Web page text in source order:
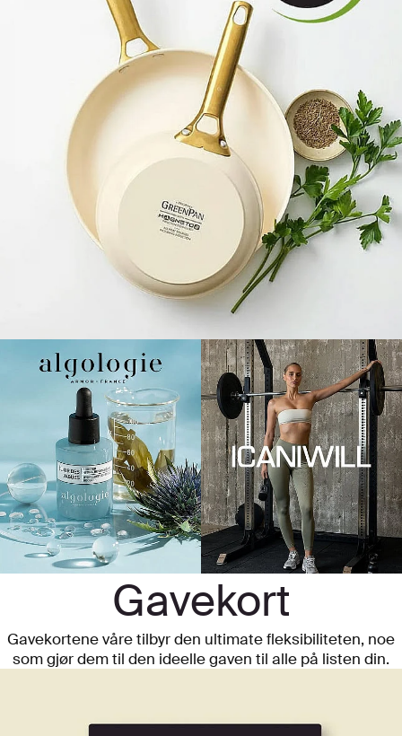
Gavekort
Gavekortene våre tilbyr den ultimate fleksibiliteten, noe
som gjør dem til den ideelle gaven til alle på listen din.